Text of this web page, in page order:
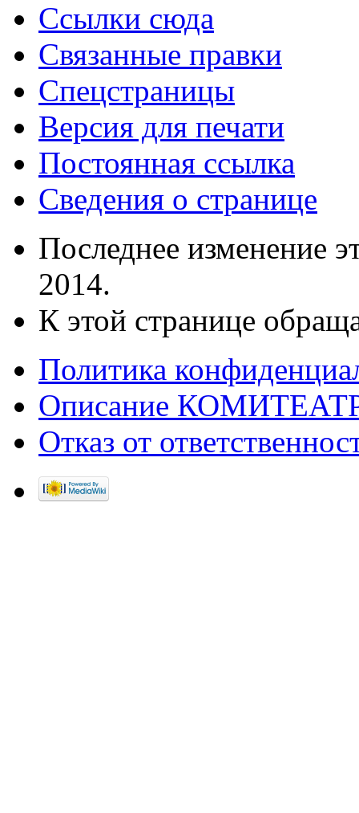
Ссылки сюда
Связанные правки
Спецстраницы
Версия для печати
Постоянная ссылка
Сведения о странице
Последнее изменение
2014.
К этой странице
Политика
Описание
Отказ от